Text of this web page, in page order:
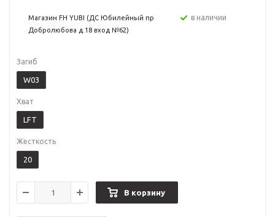
Магазин FH YUBI (ДС Юбилейный пр
Добролюбова д.18 вход №62)
в наличии
Загиб
W03
Хват
LFT
Жесткость
20
В корзину